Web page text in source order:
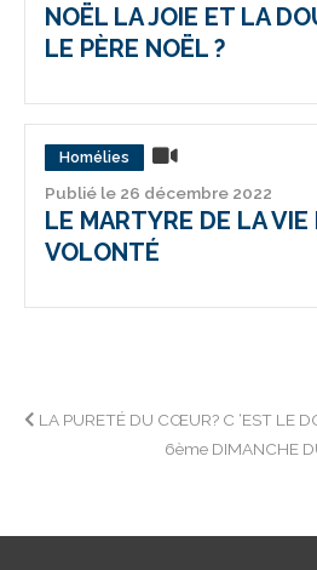
NOËL LA JOIE ET LA
LE PÈRE NOËL ?
Homélies
Publié le 26 décembre 2022
LE MARTYRE DE LA
VOLONTÉ
Navigation
l’article
LA PURETÉ DU CŒUR? C ‘EST LE
6ème DIMANCHE